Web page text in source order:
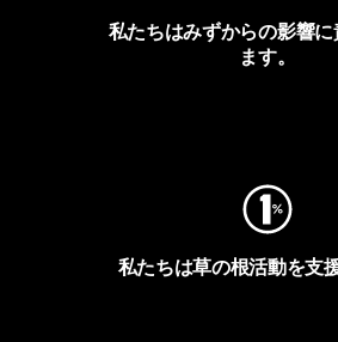
私たちはみずからの影響
ます。
私たちは草の根活動を支